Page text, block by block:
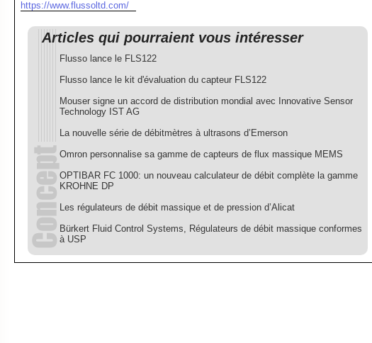
https://www.flussoltd.com/
Articles qui pourraient vous intéresser
Flusso lance le FLS122
Flusso lance le kit d'évaluation du capteur FLS122
Mouser signe un accord de distribution mondial avec Innovative Sensor
Technology IST AG
La nouvelle série de débitmètres à ultrasons d’Emerson
Omron personnalise sa gamme de capteurs de flux massique MEMS
OPTIBAR FC 1000: un nouveau calculateur de débit complète la gamme
KROHNE DP
Les régulateurs de débit massique et de pression d’Alicat
Bürkert Fluid Control Systems, Régulateurs de débit massique conformes
à USP